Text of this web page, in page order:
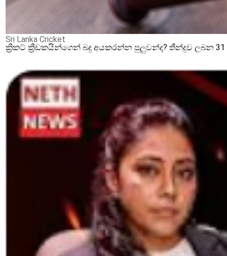
Sri Lanka Cricket
ක්‍රිකට් ක්‍රීඩකයින්ගෙන් බදු අයකරන්න පුලුවන්ද? තීන්දුව ලබන 31